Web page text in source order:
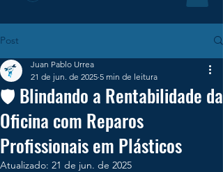
Post
🛡️ Blindando a Rentabilidade da
Oficina com Reparos
Profissionais em Plásticos
Juan Pablo Urrea
21 de jun. de 2025 5 min de leitura
Atualizado: 21 de jun. de 2025